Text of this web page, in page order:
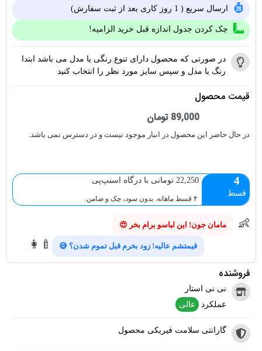
فروشنده
نی نی استار
عملکرد
عالی
گارانتی سلامت فیریکی محصول
ارسال سریع ( 1 روز کاری بعد از ثبت سفارش)
چک کردن جدول اندازه قبل خرید الزامیه!
در صورتی که محصول دارای تنوع رنگی یا مدل می باشد ابتدا
رنگ یا مدل و سپس سایز مورد نظر را انتخاب کنید
قیمت محصول
89,000 تومان
در حال حاضر این محصول در انبار موجود نیست و در دسترس نمی باشد.
4
قسط
22,250 تومانی با درگاه اسنپ‌پی
۴ قسط ماهانه. بدون سود، چک و ضامن.
👶 مامان جون! این لباسو برام بخر 😍
👩‍🍼 قیمتشم عالیه! زود بخرم قبل تموم شدن؟ 😅